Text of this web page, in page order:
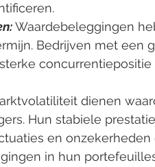
Waardebeleggingen
Bedrijven met een
dienen
Hun stabiele
en
in hun